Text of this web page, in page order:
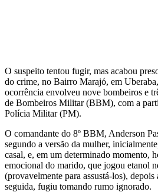
O suspeito tentou fugir, mas acabou
do crime, no Bairro Marajó, em
ocorrência envolveu nove bombeiros e
de Bombeiros Militar (BBM), com a
Polícia Militar (PM).
O comandante do 8º BBM, Anderson
segundo a versão da mulher,
casal, e, em um determinado momento,
emocional do marido, que jogou etanol
(provavelmente para assustá-los),
seguida, fugiu tomando rumo ignorado.